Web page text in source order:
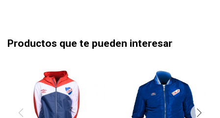
Productos que te pueden interesar